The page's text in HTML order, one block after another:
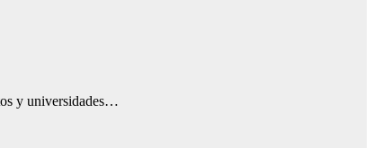
y universidades…